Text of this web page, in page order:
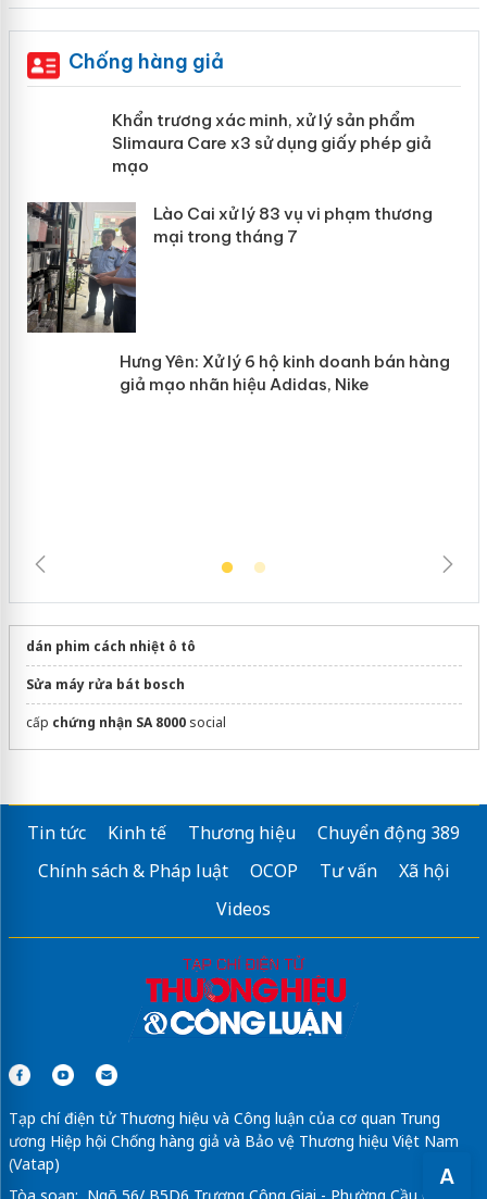
A
Chống hàng giả
Khẩn trương xác minh, xử lý sản phẩm
Slimaura Care x3 sử dụng giấy phép
dán phim cách nhiệt ô tô
Sửa máy rửa bát bosch
cấp chứng nhận SA 8000social
Tin tức Kinh tế Thương hiệu
Chuyển động 389
Chính sách & Pháp luật
OCOP Tư vấn
Xã hội
Videos
Tạp chí điện tử Thương hiệu và Công luận của cơ quan Trung
ương Hiệp hội Chống hàng giả và Bảo vệ Thương hiệu Việt Nam
(Vatap)